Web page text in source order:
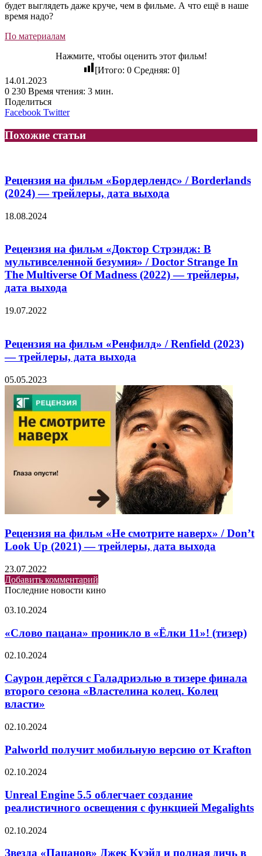
будет выглядеть даже круче, чем в фильме. А что ещё в наше
время надо?
По материалам
Нажмите, чтобы оценить этот фильм!
[Итого: 0Средняя: 0]
14.01.2023
0 230 Время чтения: 3 мин.
Поделиться
Facebook TwitterLinkedIn
Tumblr
Reddit
Вконтакте
Одноклассники
Skype
Messenger
Messenger
WhatsApp
Telegram
Viber
Line
Похожие статьи
Рецензия на фильм «Бордерлендс» / Borderlands
(2024) — трейлеры, дата выхода
18.08.2024
Рецензия на фильм «Доктор Стрэндж: В
мультивселенной безумия» / Doctor Strange In
The Multiverse Of Madness (2022) — трейлеры,
дата выхода
19.07.2022
Рецензия на фильм «Ренфилд» / Renfield (2023)
— трейлеры, дата выхода
05.05.2023
Рецензия на фильм «Не смотрите наверх» / Don’t
Look Up (2021) — трейлеры, дата выхода
23.07.2022
Добавить комментарий
Последние новости кино
«Слово
проникло
в
«Ёлки
(тизер)
03.10.2024
«Слово пацана» проникло в «Ёлки 11»! (тизер)
Саурон
с
Галадриэлью
в
тизере
второго
«Властелина
Колец
02.10.2024
Саурон дерётся с Галадриэлью в тизере финала
второго сезона «Властелина колец. Колец
власти»
Palworld
мобильную
версию
от
02.10.2024
Palworld получит мобильную версию от Krafton
Unreal
5.5
облегчает
создание
освещения
02.10.2024
Unreal Engine 5.5 облегчает создание
реалистичного освещения с функцией Megalights
Звезда
Джек
02.10.2024
Звезда «Пацанов» Джек Куэйд и полная дичь в